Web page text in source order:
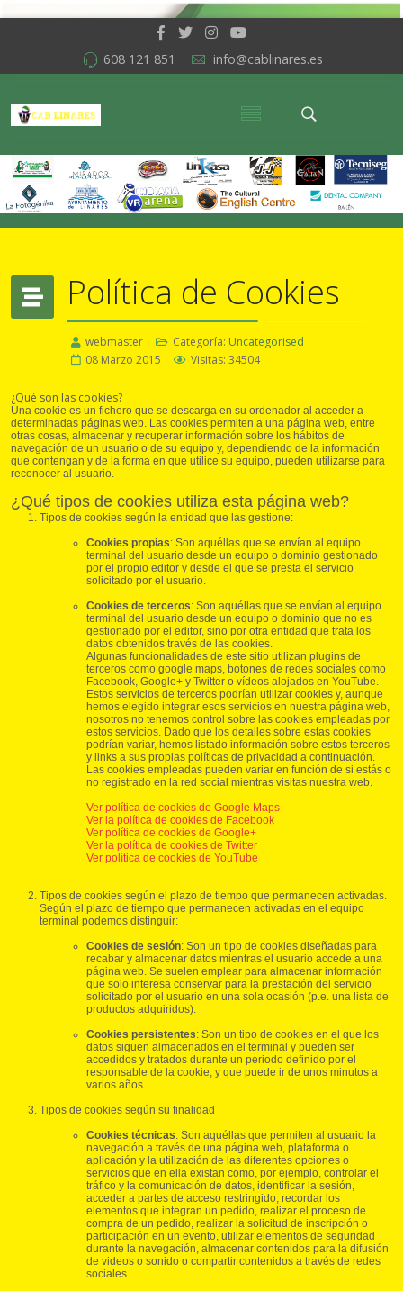
608 121 851 info@cablinares.es
Política de Cookies
webmaster Categoría: Uncategorised
08 Marzo 2015
Visitas: 34504
¿Qué son las cookies?
Una cookie es un fichero que se descarga en su ordenador al acceder a
determinadas páginas web. Las cookies permiten a una página web, entre
otras cosas, almacenar y recuperar información sobre los hábitos de
navegación de un usuario o de su equipo y, dependiendo de la información
que contengan y de la forma en que utilice su equipo, pueden utilizarse para
reconocer al usuario.
¿Qué tipos de cookies utiliza esta página web?
Tipos de cookies según la entidad que las gestione:
Cookies propias: Son aquéllas que se envían al equipo
terminal del usuario desde un equipo o dominio gestionado
por el propio editor y desde el que se presta el servicio
solicitado por el usuario.
Cookies de terceros: Son aquéllas que se envían al equipo
terminal del usuario desde un equipo o dominio que no es
gestionado por el editor, sino por otra entidad que trata los
datos obtenidos través de las cookies.
Algunas funcionalidades de este sitio utilizan plugins de
terceros como google maps, botones de redes sociales como
Facebook, Google+ y Twitter o vídeos alojados en YouTube.
Estos servicios de terceros podrían utilizar cookies y, aunque
hemos elegido integrar esos servicios en nuestra página web,
nosotros no tenemos control sobre las cookies empleadas por
estos servicios. Dado que los detalles sobre estas cookies
podrían variar, hemos listado información sobre estos terceros
y links a sus propias políticas de privacidad a continuación.
Las cookies empleadas pueden variar en función de si estás o
no registrado en la red social mientras visitas nuestra web.
Ver política de cookies de Google Maps
Ver la política de cookies de Facebook
Ver política de cookies de Google+
Ver la política de cookies de Twitter
Ver política de cookies de YouTube
Tipos de cookies según el plazo de tiempo que permanecen activadas.
Según el plazo de tiempo que permanecen activadas en el equipo
terminal podemos distinguir:
Cookies de sesión: Son un tipo de cookies diseñadas para
recabar y almacenar datos mientras el usuario accede a una
página web. Se suelen emplear para almacenar información
que solo interesa conservar para la prestación del servicio
solicitado por el usuario en una sola ocasión (p.e. una lista de
productos adquiridos).
Cookies persistentes: Son un tipo de cookies en el que los
datos siguen almacenados en el terminal y pueden ser
accedidos y tratados durante un periodo definido por el
responsable de la cookie, y que puede ir de unos minutos a
varios años.
Tipos de cookies según su finalidad
Cookies técnicas: Son aquéllas que permiten al usuario la
navegación a través de una página web, plataforma o
aplicación y la utilización de las diferentes opciones o
servicios que en ella existan como, por ejemplo, controlar el
tráfico y la comunicación de datos, identificar la sesión,
acceder a partes de acceso restringido, recordar los
elementos que integran un pedido, realizar el proceso de
compra de un pedido, realizar la solicitud de inscripción o
participación en un evento, utilizar elementos de seguridad
durante la navegación, almacenar contenidos para la difusión
de videos o sonido o compartir contenidos a través de redes
sociales.